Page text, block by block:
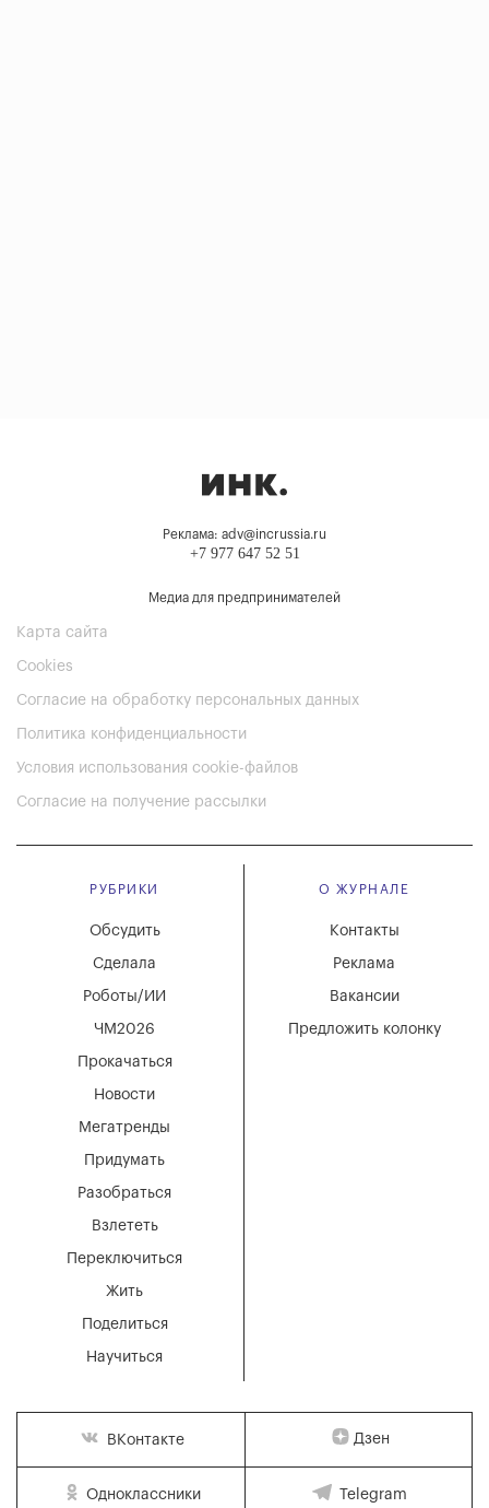
Реклама: adv@incrussia.ru
+7 977 647 52 51
Медиа для предпринимателей
Карта сайта
Cookies
Согласие на обработку персональных данных
Политика конфиденциальности
Условия использования cookie-файлов
Согласие на получение рассылки
РУБРИКИ
Мегатренды
Придумать
Разобраться
Взлететь
Новости
Переключиться
Жить
Поделиться
Научиться
Обсудить
Сделала
Роботы/ИИ
ЧМ2026
Прокачаться
О ЖУРНАЛЕ
Вакансии
Реклама
Контакты
Предложить колонку
ВКонтакте Дзен
Одноклассники Telegram